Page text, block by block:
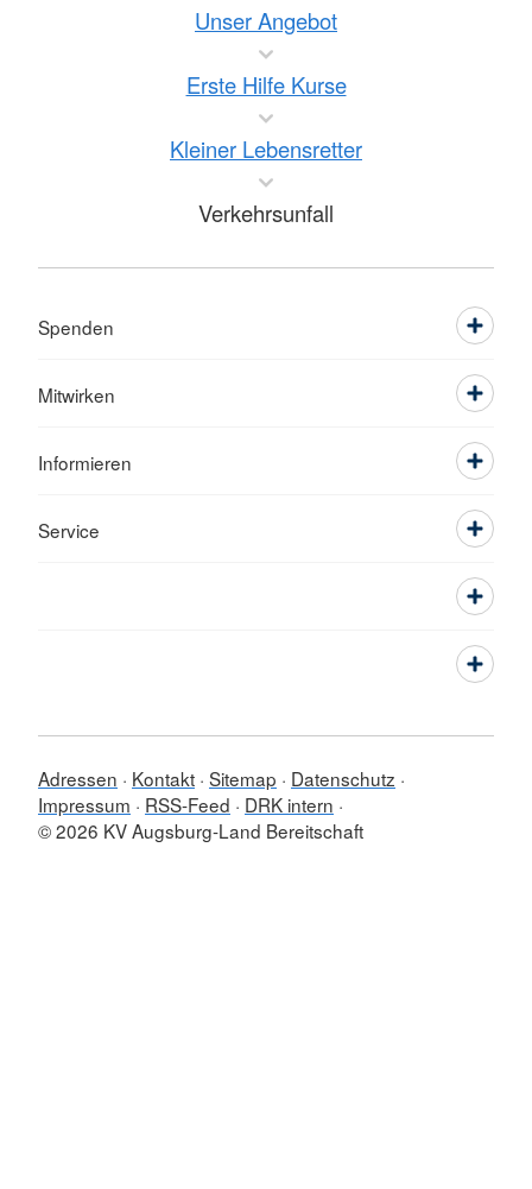
Unser Angebot
Erste Hilfe Kurse
Kleiner Lebensretter
Verkehrsunfall
Spenden
Mitwirken
Informieren
Service
Adressen Kontakt Sitemap
Datenschutz
Impressum
RSS-Feed
DRK intern
© 2026 KV Augsburg-Land Bereitschaft